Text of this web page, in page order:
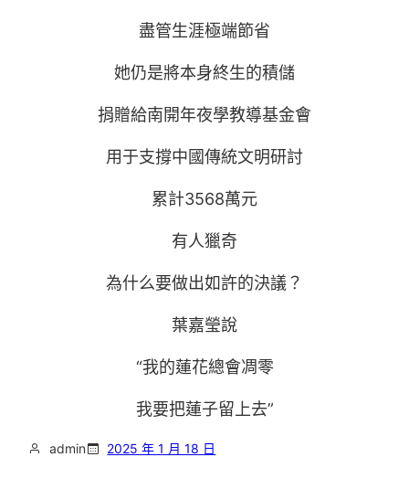
盡管生涯極端節省
她仍是將本身終生的積儲
捐贈給南開年夜學教導基金會
用于支撐中國傳統文明研討
累計3568萬元
有人獵奇
為什么要做出如許的決議？
葉嘉瑩說
“我的蓮花總會凋零
我要把蓮子留上去”
admin 2025 年 1 月 18 日